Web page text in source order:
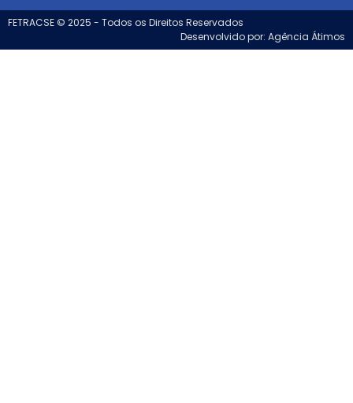
FETRACSE © 2025 - Todos os Direitos Reservados
Desenvolvido por: Agência Átimos